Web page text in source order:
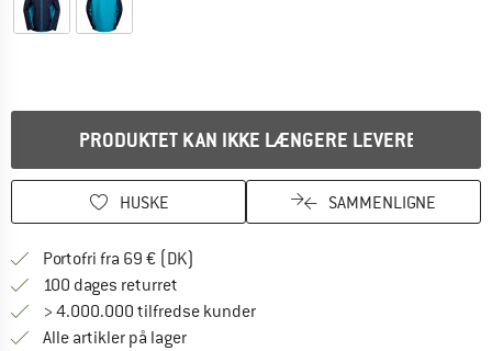
PRODUKTET KAN IKKE LÆNGERE LEVERES
HUSKE SAMMENLIGNE
Portofri fra 69 € (DK)
100 dages returret
> 4.000.000 tilfredse kunder
Alle artikler på lager